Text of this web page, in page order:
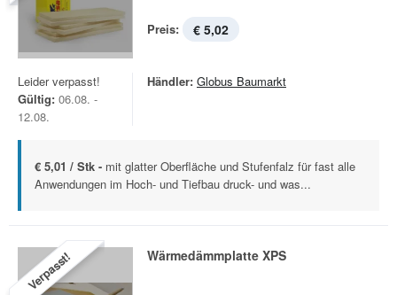
Preis: € 5,02
Leider verpasst!
Gültig: 06.08. -
12.08.
Händler: Globus Baumarkt
€ 5,01 / Stk - mit glatter Oberfläche und Stufenfalz für fast alle
Anwendungen im Hoch- und Tiefbau druck- und was...
Verpasst! Wärmedämmplatte XPS